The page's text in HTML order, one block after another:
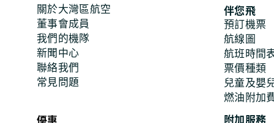
關於大灣區航空
董事會成員
我們的機隊
新聞中心
聯絡我們
常見問題
優惠
伴您飛
預訂機票
航線圖
航班時間
票價種類
兒童及嬰
燃油附加
附加服務